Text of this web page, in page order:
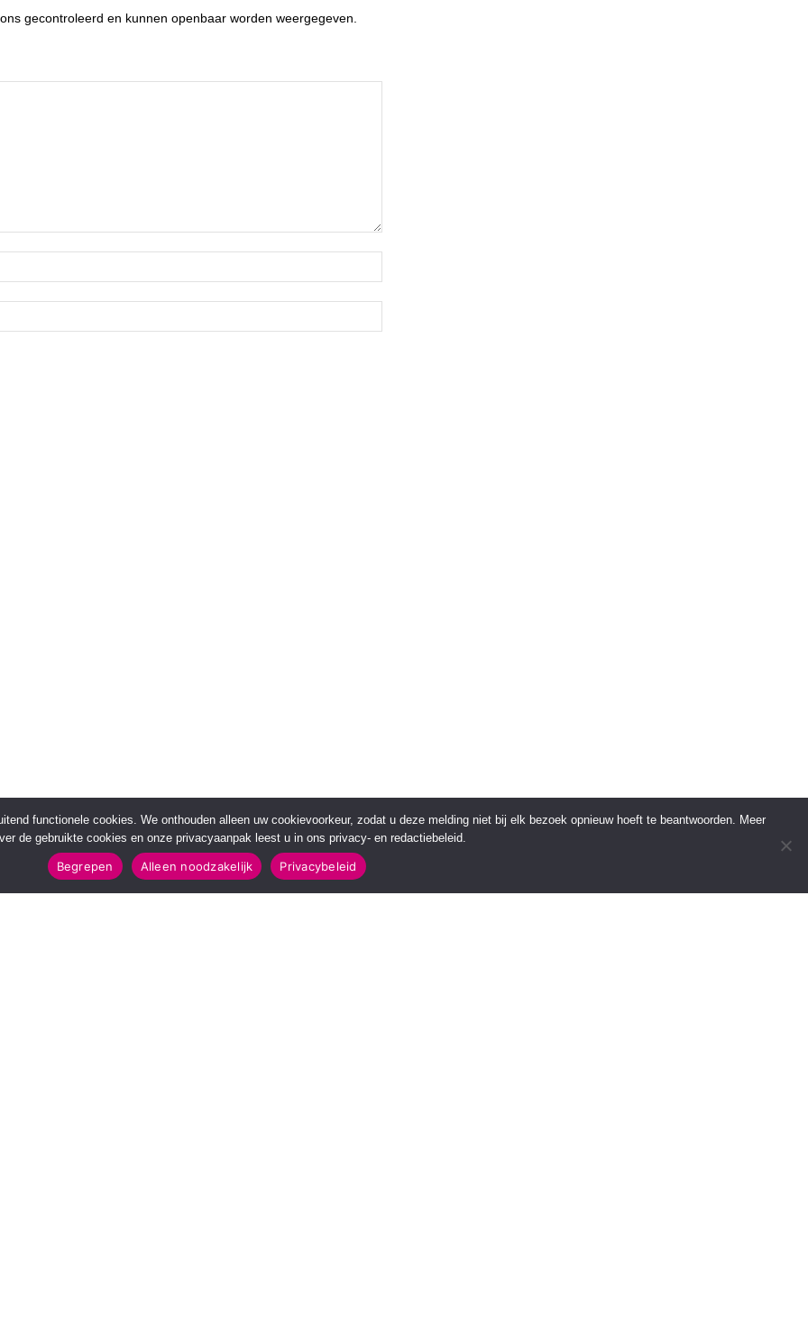
gecontroleerd en kunnen openbaar worden weergegeven.
functionele cookies. We onthouden alleen uw cookievoorkeur, zodat u deze melding niet bij elk bezoek opnieuw hoeft te beantwoorden. Meer
de gebruikte cookies en onze privacyaanpak leest u in ons privacy- en redactiebeleid.
Begrepen Alleen noodzakelijk Privacybeleid